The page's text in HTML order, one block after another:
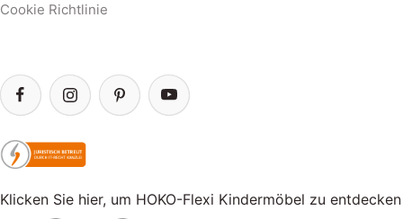
Cookie Richtlinie
Klicken Sie hier, um HOKO-Flexi Kindermöbel zu entdecken